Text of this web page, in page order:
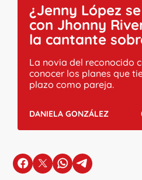
¿Jenny López
con Jhonny
la cantante
La novia del reconocido
conocer los planes que
plazo como pareja.
DANIELA GONZÁLEZ
en Facebook
en Xen Whatsapp
en Telegram